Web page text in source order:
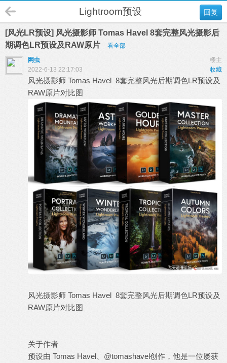
回复
Lightroom预设
[风光LR预设] 风光摄影师 Tomas Havel 8套完整风光摄影后
期调色LR预设及RAW原片
看全部
楼主
网虫
收藏
2022-6-13 22:17:03
风光摄影师 Tomas Havel 8套完整风光后期调色LR预设及
RAW原片对比图
风光摄影师 Tomas Havel 8套完整风光后期调色LR预设及
RAW原片对比图
关于作者
预设由 Tomas Havel、@tomashavel创作，他是一位屡获